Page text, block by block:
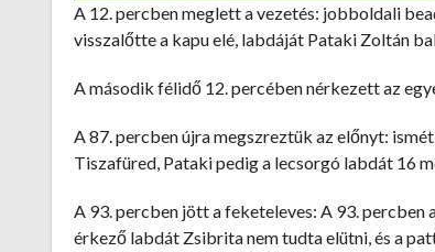
A 12. percben meglett a vezetés: jobboldali
visszalőtte a kapu elé, labdáját Pataki Zoltán
A második félidő 12. percében nérkezett az
A 87. percben újra megszreztük az előnyt:
Tiszafüred, Pataki pedig a lecsorgó labdát 16
A 93. percben jött a feketeleves: A 93.
érkező labdát Zsibrita nem tudta elütni, és a